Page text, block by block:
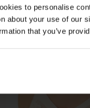
to personalise
about your use of our
that you’ve